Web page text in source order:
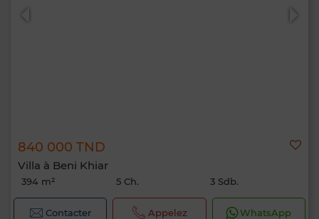
840 000 TND
Villa à Beni Khiar
394 m² 5 Ch. 3 Sdb.
Contacter Appelez WhatsApp